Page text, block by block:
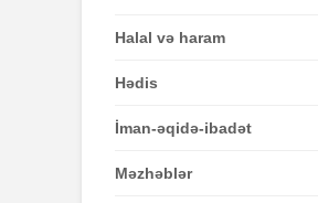
Halal və haram
Hədis
İman-əqidə-ibadət
Məzhəblər